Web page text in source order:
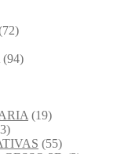
(94)
(19)
(55)